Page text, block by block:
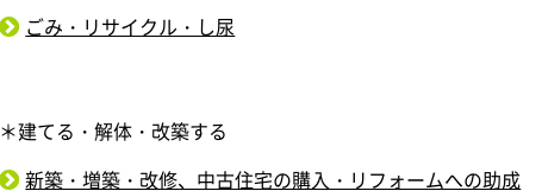
ごみ・リサイクル・し尿
＊建てる・解体・改築する
新築・増築・改修、中古住宅の購入・リフォームへの助成